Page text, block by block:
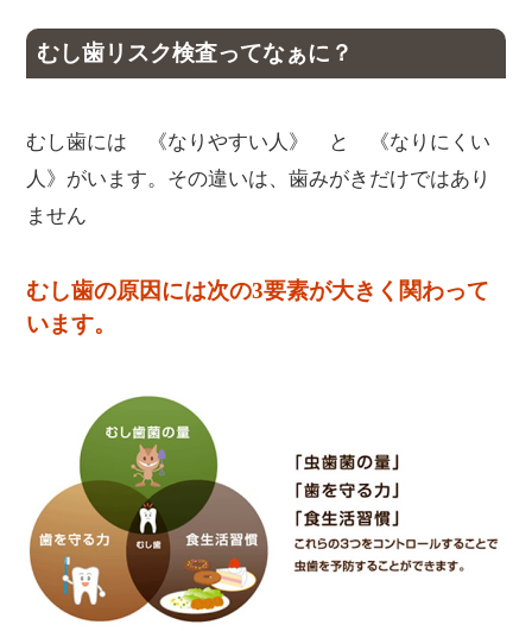
むし歯リスク検査ってなぁに？
むし歯には 《なりやすい人》 と 《なりにくい
人》がいます。その違いは、歯みがきだけではあり
ません
むし歯の原因には次の3要素が大きく関わって
います。